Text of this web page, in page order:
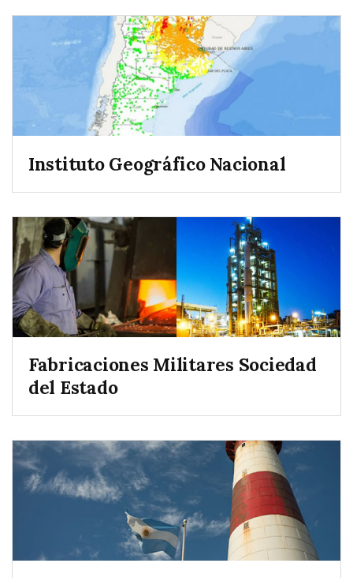
Instituto Geográfico Nacional
Fabricaciones Militares Sociedad
del Estado